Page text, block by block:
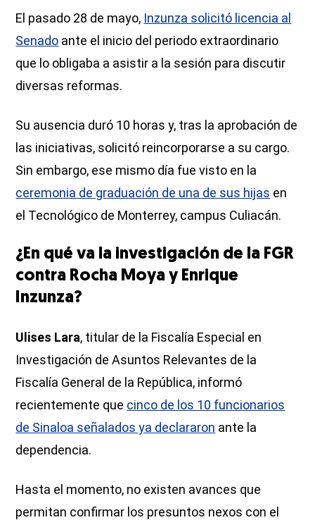
El pasado 28 de mayo, Inzunza solicitó licencia al
Senado ante el inicio del periodo extraordinario
que lo obligaba a asistir a la sesión para discutir
diversas reformas.
Su ausencia duró 10 horas y, tras la aprobación de
las iniciativas, solicitó reincorporarse a su cargo.
Sin embargo, ese mismo día fue visto en la
ceremonia de graduación de una de sus hijas en
el Tecnológico de Monterrey, campus Culiacán.
¿En qué va la investigación de la FGR
contra Rocha Moya y Enrique
Inzunza?
Ulises Lara, titular de la Fiscalía Especial en
Investigación de Asuntos Relevantes de la
Fiscalía General de la República, informó
recientemente que cinco de los 10 funcionarios
de Sinaloa señalados ya declararon ante la
dependencia.
Hasta el momento, no existen avances que
permitan confirmar los presuntos nexos con el